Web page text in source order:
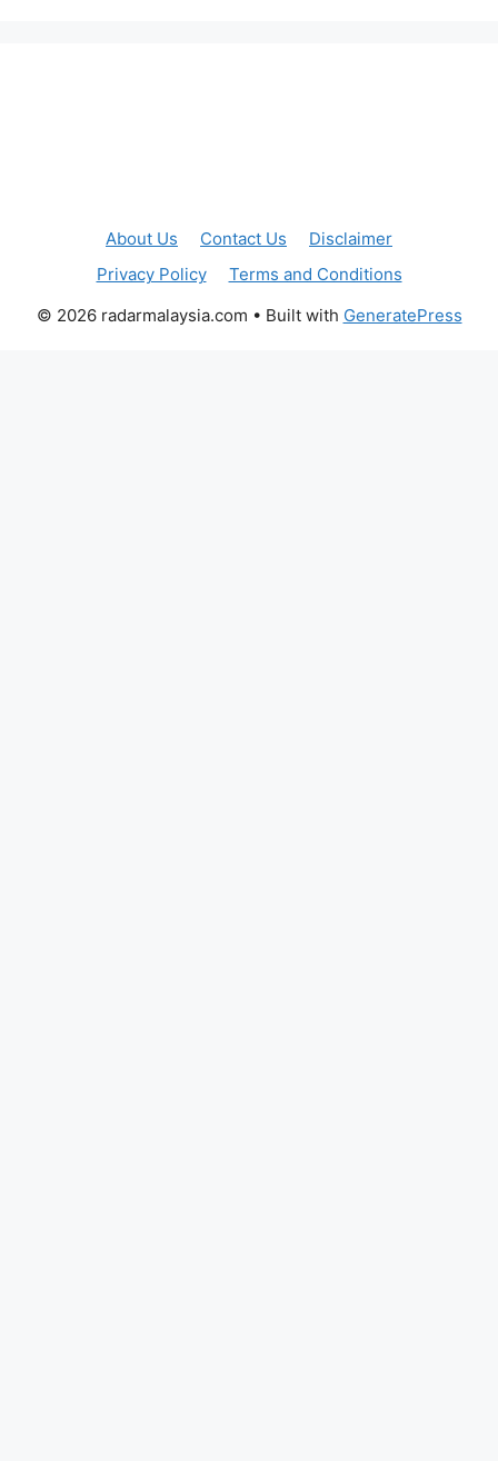
About Us Contact Us
Disclaimer
Privacy Policy
Terms and Conditions
© 2026 radarmalaysia.com • Built with GeneratePress